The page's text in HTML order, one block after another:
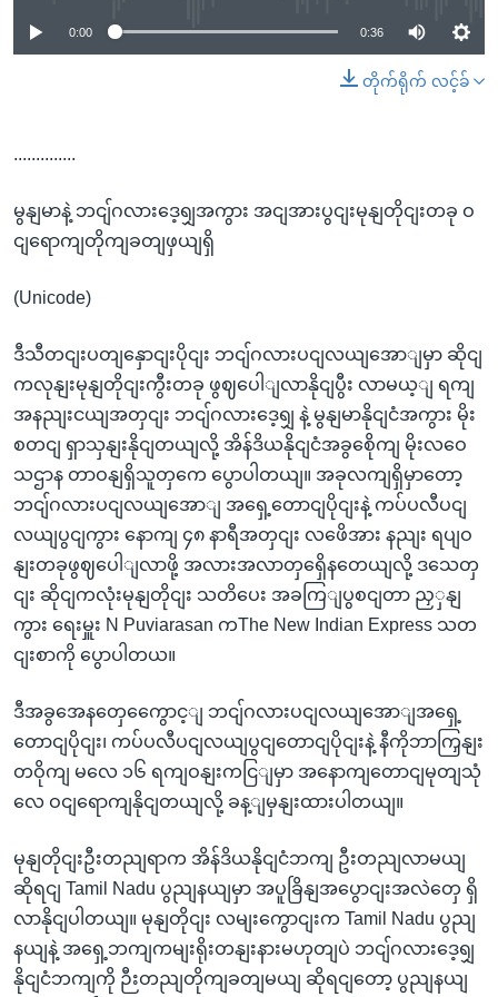
0:00 0:36
တိုက်ရိုက် လင့်ခ်
..............
မွနျမာနဲ့ ဘငျ်ဂလားဒေ့ရျှအကွား အငျအားပွငျးမုနျတိုငျးတခု ဝ
ငျရောကျတိုကျခတျဖှယျရှိ
(Unicode)
ဒီသီတငျးပတျနှောငျးပိုငျး ဘငျ်ဂလားပငျလယျအောျမှာ ဆိုငျ
ကလုနျးမုနျတိုငျးကွီးတခု ဖွဈပေါျလာနိုငျပွီး လာမယ့ျ ရကျ
အနညျးငယျအတှငျး ဘငျ်ဂလားဒေ့ရျှ နဲ့ မွနျမာနိုငျငံအကွား မိုး
စတငျ ရှာသှနျးနိုငျတယျလို့ အိန်ဒိယနိုငျငံအခွစေိုကျ မိုးလဝေ
သဌာန တာဝနျရှိသူတှကေ ပွောပါတယျ။ အခုလကျရှိမှာတော့
ဘငျ်ဂလားပငျလယျအောျ အရှေ့တောငျပိုငျးနဲ့ ကပ်ပလီပငျ
လယျပွငျကွား နောကျ ၄၈ နာရီအတှငျး လဖေိအား နညျး ရပျဝ
နျးတခုဖွဈပေါျလာဖို့ အလားအလာတှရှေိနတေယျလို့ ဒသေတှ
ငျး ဆိုငျကလုံးမုနျတိုငျး သတိပေး အခကြျပွစငျတာ ညှှနျ
ကွား ရေးမှူး N Puviarasan ကThe New Indian Express သတ
ငျးစာကို ပွောပါတယ။
ဒီအခွအေနတှေကွေောင့ျ ဘငျ်ဂလားပငျလယျအောျအရှေ့
တောငျပိုငျး၊ ကပ်ပလီပငျလယျပွငျတောငျပိုငျးနဲ့ နီကိုဘာကြှနျး
တဝိုကျ မလေ ၁၆ ရကျဝနျးကငြျမှာ အနောကျတောငျမုတျသုံ
လေ ဝငျရောကျနိုငျတယျလို့ ခန့ျမှနျးထားပါတယျ။
မုနျတိုငျးဦးတညျရာက အိန်ဒိယနိုငျငံဘကျ ဦးတညျလာမယျ
ဆိုရငျ Tamil Nadu ပွညျနယျမှာ အပူခြိနျအပွောငျးအလဲတှေ ရှိ
လာနိုငျပါတယျ။ မုနျတိုငျး လမျးကွောငျးက Tamil Nadu ပွညျ
နယျနဲ့ အရှေ့ဘကျကမျးရိုးတနျးနားမဟုတျပဲ ဘငျ်ဂလားဒေ့ရျှ
နိုငျငံဘကျကို ဉီးတညျတိုကျခတျမယျ ဆိုရငျတော့ ပွညျနယျ